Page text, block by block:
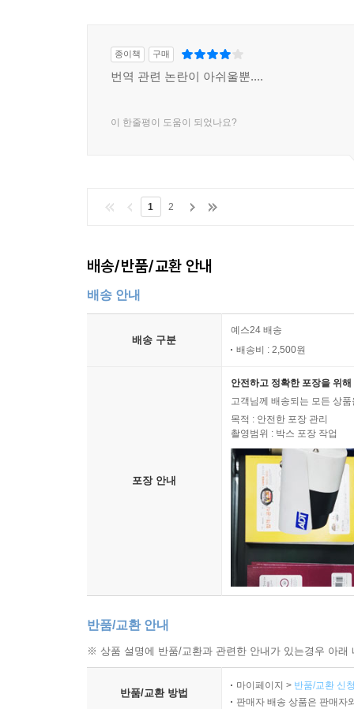
_브랑코 밀라노비치《가진 자, 가지지 못한 자》저
권위 있고 탁월하다.
종이책 구매
번역 관련 논란이 아쉬울뿐....
이 한줄평이 도움이 되었나요?
1 2
배송/반품/교환 안내
배송 안내
배송 구분
예스24 배송
배송비 : 2,500원
포장 안내
안전하고 정확한 포장을 위
고객님께 배송되는 모든 상
목적 : 안전한 포장 관리
촬영범위 : 박스 포장 작업
반품/교환 안내
※ 상품 설명에 반품/교환과 관련한 안내가 있는경우 아
반품/교환 방법
마이페이지 > 반품/교환 신
판매자 배송 상품은 판매자